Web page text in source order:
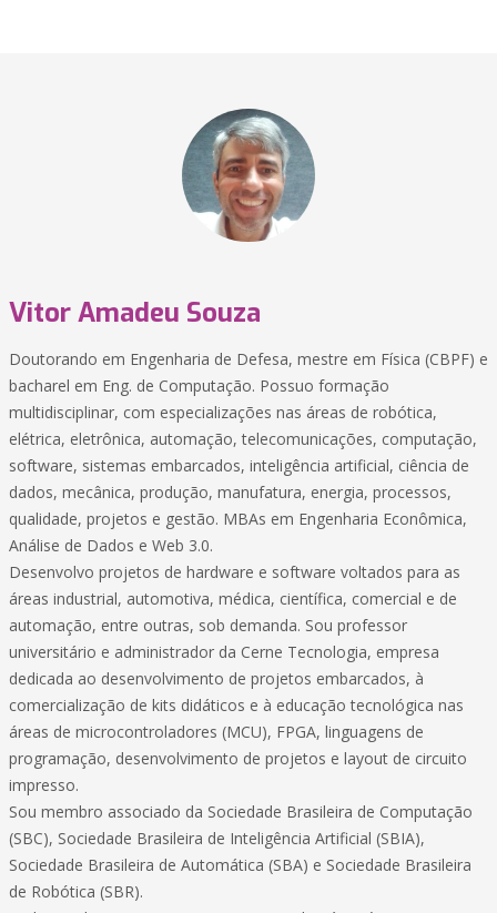
Vitor Amadeu Souza
Doutorando em Engenharia de Defesa, mestre em Física (CBPF) e
bacharel em Eng. de Computação. Possuo formação
multidisciplinar, com especializações nas áreas de robótica,
elétrica, eletrônica, automação, telecomunicações, computação,
software, sistemas embarcados, inteligência artificial, ciência de
dados, mecânica, produção, manufatura, energia, processos,
qualidade, projetos e gestão. MBAs em Engenharia Econômica,
Análise de Dados e Web 3.0.
Desenvolvo projetos de hardware e software voltados para as
áreas industrial, automotiva, médica, científica, comercial e de
automação, entre outras, sob demanda. Sou professor
universitário e administrador da Cerne Tecnologia, empresa
dedicada ao desenvolvimento de projetos embarcados, à
comercialização de kits didáticos e à educação tecnológica nas
áreas de microcontroladores (MCU), FPGA, linguagens de
programação, desenvolvimento de projetos e layout de circuito
impresso.
Sou membro associado da Sociedade Brasileira de Computação
(SBC), Sociedade Brasileira de Inteligência Artificial (SBIA),
Sociedade Brasileira de Automática (SBA) e Sociedade Brasileira
de Robótica (SBR).